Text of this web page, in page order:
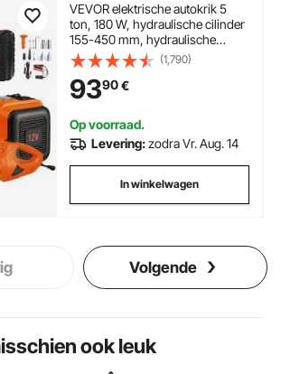
VEVOR elektrische autokrik 5
ton, 180 W, hydraulische cilinder
155-450 mm, hydraulische
handpomp autokrik met
slagmoersleutel,
gereedschapskist en
stroomkabel voor auto's en
SUV's
(1,790)
9390€
Op voorraad.
Levering:zodra Vr. Aug. 14
In winkelwagen
Volgende
ook leuk